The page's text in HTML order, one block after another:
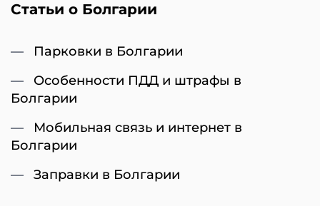
Статьи о Болгарии
Парковки в Болгарии
Особенности ПДД и штрафы в
Болгарии
Мобильная связь и интернет в
Болгарии
Заправки в Болгарии